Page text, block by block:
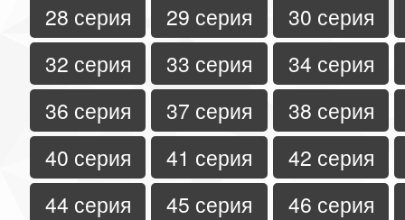
28 серия 29 серия
30 серия
32 серия
33 серия
34 серия
36 серия
37 серия
38 серия
40 серия
41 серия
42 серия
44 серия
45 серия
46 серия